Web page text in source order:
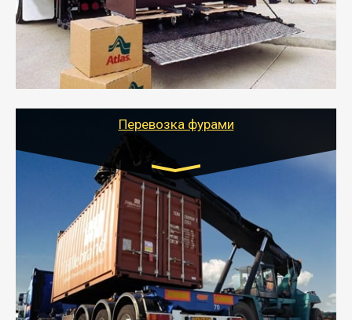
отдельном авто или догрузом (по меньшей
стоимости).
- Тайгер Логистик подберет автотранспорт, быстро и
качественно организует переезд к новому месту
службы или работы с гарантией сохранности груза и
оформлением документов, подтверждающих
Перевозка фурами
Транспорт:
Еврофура Тент от 5 до 10 тонн
грузоподъемность
от 10 000 руб. Возможен догруз
- Доставка фурой до 20 т возможна для больших
объемов грузов, упакованных в коробки, мешки,
паллеты и россыпью в самые отдаленные места